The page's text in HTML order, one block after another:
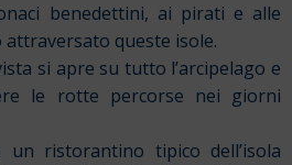
benedettini, ai pirati e alle
queste isole.
si apre su tutto l’arcipelago e
le rotte percorse nei giorni
ristorantino tipico dell’isola